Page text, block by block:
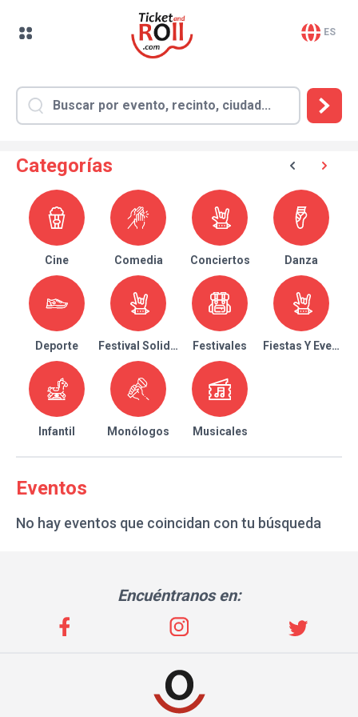
ES
Categorías
Cine Comedia Conciertos Danza
Deporte Festival Solidario Festivales Fiestas Y Eventos
Infantil Monólogos Musicales
Eventos
No hay eventos que coincidan con tu búsqueda
Encuéntranos en: